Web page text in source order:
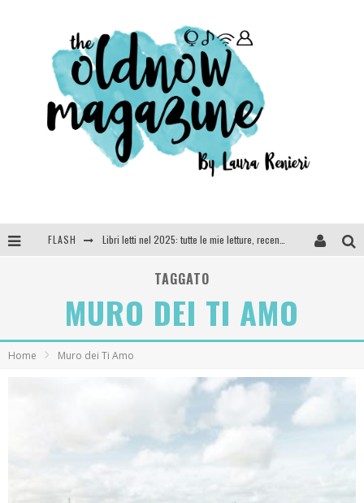
FLASH
SEE YOU AT 5 | Chanel
Anya Taylor-Joy, Jisoo e Willow Smith protagoniste della nuova campagna Dior Addict
TAGGATO
MURO DEI TI AMO
Home Muro dei Ti Amo